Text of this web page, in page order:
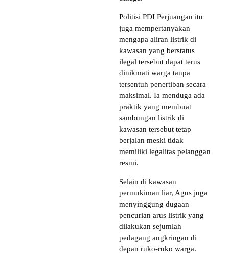
Politisi PDI Perjuangan itu
juga mempertanyakan
mengapa aliran listrik di
kawasan yang berstatus
ilegal tersebut dapat terus
dinikmati warga tanpa
tersentuh penertiban secara
maksimal. Ia menduga ada
praktik yang membuat
sambungan listrik di
kawasan tersebut tetap
berjalan meski tidak
memiliki legalitas pelanggan
resmi.
Selain di kawasan
permukiman liar, Agus juga
menyinggung dugaan
pencurian arus listrik yang
dilakukan sejumlah
pedagang angkringan di
depan ruko-ruko warga.